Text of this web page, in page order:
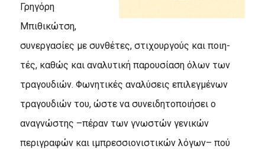
Γρηγόρη
Μπιθικώτση,
συνεργασίες με συνθέτες, στιχουργούς και ποιη-
τές, καθώς και αναλυτική παρουσίαση όλων των
τραγουδιών. Φωνητικές αναλύσεις επιλεγμένων
τραγουδιών του, ώστε να συνειδητοποιήσει ο
αναγνώστης –πέραν των γνωστών γενικών
περιγραφών και ιμπρεσσιονιστικών λόγων– πού